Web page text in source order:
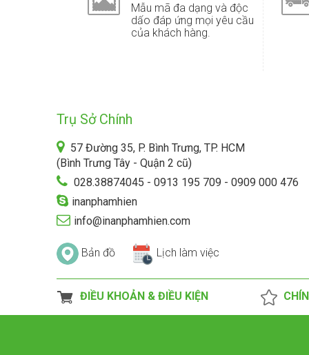
Mẫu mã đa dạng và độc
dấo đáp ứng mọi yêu cầu
của khách hàng.
Trụ Sở Chính
57 Đường 35, P. Bình Trưng, TP. HCM
(Bình Trưng Tây - Quận 2 cũ)
028.38874045 - 0913 195 709 - 0909 000 476
inanphamhien
info@inanphamhien.com
Bản đồ Lịch làm việc
ĐIỀU KHOẢN & ĐIỀU KIỆN